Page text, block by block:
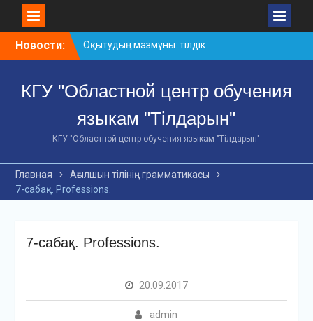
Новости:
Оқытудың мазмұны: тілдік
дағдылар және
стратегиялар
АХМЕТ БАЙТҰРСЫНҰЛЫ
АТЫНДАҒЫ «ҮЗДІК
ОҚЫТУШЫ-2026»
«Мемлекеттік тіл –
Тәуелсіздік символы»
облыстық байқауы
КГУ "Областной центр обучения
языкам "Тілдарын"
КГУ "Областной центр обучения языкам "Тілдарын"
Главная
Ағылшын тілінің грамматикасы
7-сабақ. Professions.
7-сабақ. Professions.
20.09.2017
admin